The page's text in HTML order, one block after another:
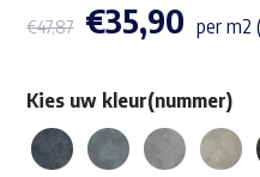
€47,87 €35,90 per m2
Kies uw kleur(nummer)